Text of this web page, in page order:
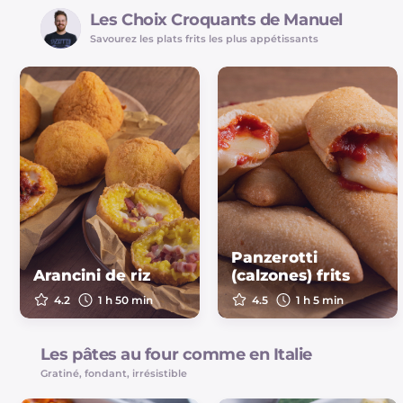
Les Choix Croquants de Manuel
Savourez les plats frits les plus appétissants
Arancini de riz
4.2 1 h 50 min
Panzerotti
(calzones) frits
4.5 1 h 5 min
Les pâtes au four comme en Italie
Gratiné, fondant, irrésistible